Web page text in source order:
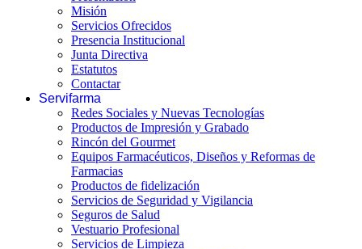
Misión
Servicios Ofrecidos
Presencia Institucional
Junta Directiva
Estatutos
Contactar
Servifarma
Redes Sociales y Nuevas Tecnologías
Productos de Impresión y Grabado
Rincón del Gourmet
Equipos Farmacéuticos, Diseños y Reformas de
Farmacias
Productos de fidelización
Servicios de Seguridad y Vigilancia
Seguros de Salud
Vestuario Profesional
Servicios de Limpieza